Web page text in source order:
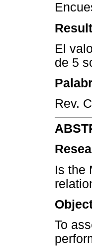
El
de 5
Rev.
Is the
To